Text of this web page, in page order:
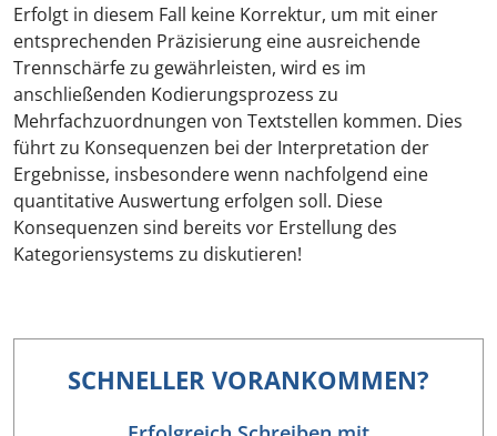
Erfolgt in diesem Fall keine Korrektur, um mit einer
entsprechenden Präzisierung eine ausreichende
Trennschärfe zu gewährleisten, wird es im
anschließenden Kodierungsprozess zu
Mehrfachzuordnungen von Textstellen kommen. Dies
führt zu Konsequenzen bei der Interpretation der
Ergebnisse, insbesondere wenn nachfolgend eine
quantitative Auswertung erfolgen soll. Diese
Konsequenzen sind bereits vor Erstellung des
Kategoriensystems zu diskutieren!
SCHNELLER VORANKOMMEN?